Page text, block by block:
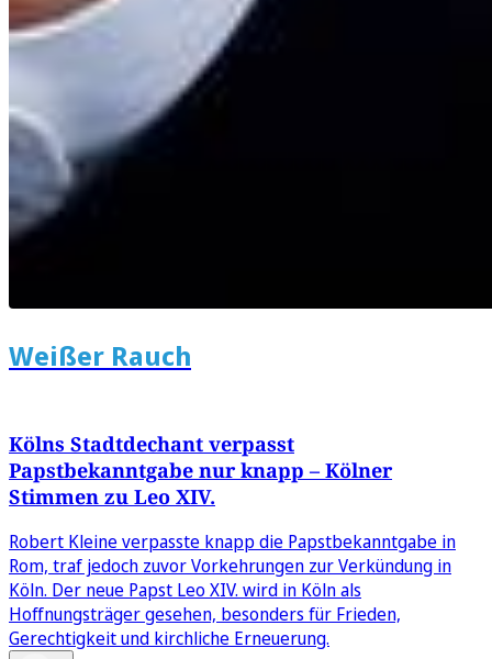
Weißer Rauch
Kölns Stadtdechant verpasst
Papstbekanntgabe nur knapp – Kölner
Stimmen zu Leo XIV.
Robert Kleine verpasste knapp die Papstbekanntgabe in
Rom, traf jedoch zuvor Vorkehrungen zur Verkündung in
Köln. Der neue Papst Leo XIV. wird in Köln als
Hoffnungsträger gesehen, besonders für Frieden,
Gerechtigkeit und kirchliche Erneuerung.